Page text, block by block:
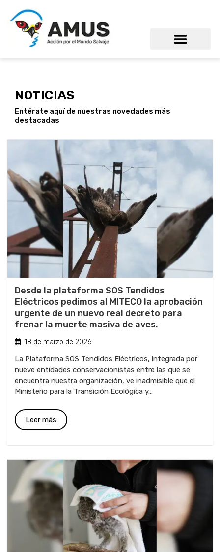
NOTICIAS
Entérate aquí de nuestras novedades más
destacadas
Desde la plataforma SOS Tendidos
Eléctricos pedimos al MITECO la aprobación
urgente de un nuevo real decreto para
frenar la muerte masiva de aves.
18 de marzo de 2026
La Plataforma SOS Tendidos Eléctricos, integrada por
nueve entidades conservacionistas entre las que se
encuentra nuestra organización, ve inadmisible que el
Ministerio para la Transición Ecológica y...
Leer más